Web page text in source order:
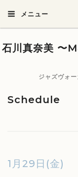
メニュー
石川真奈美
ジャズヴォ
Schedule
1月29日(金)